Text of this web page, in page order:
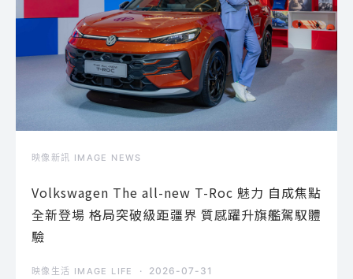
映像新訊 IMAGE NEWS
Volkswagen The all-new T-Roc 魅力 自成焦點
全新登場 格局突破級距疆界 質感躍升旗艦駕馭體
驗
映像生活 IMAGE LIFE 2026-07-31